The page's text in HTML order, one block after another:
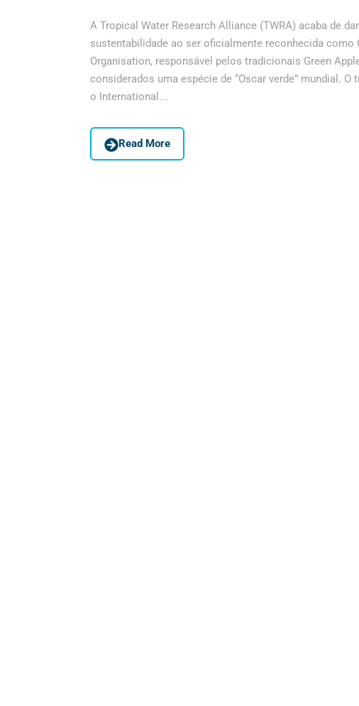
A Tropical Water Research Alliance (TWRA) acaba de
sustentabilidade ao ser oficialmente reconhecida como
Organisation, responsável pelos tradicionais Green
considerados uma espécie de “Oscar verde” mundial.
o International...
Read More